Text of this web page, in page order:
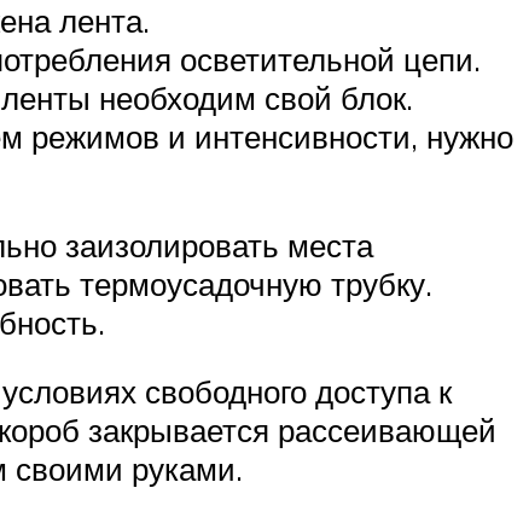
лента.
осветительной цепи.
необходим свой блок.
режимов и интенсивности, нужно
заизолировать места
термоусадочную трубку.
свободного доступа к
закрывается рассеивающей
своими руками.